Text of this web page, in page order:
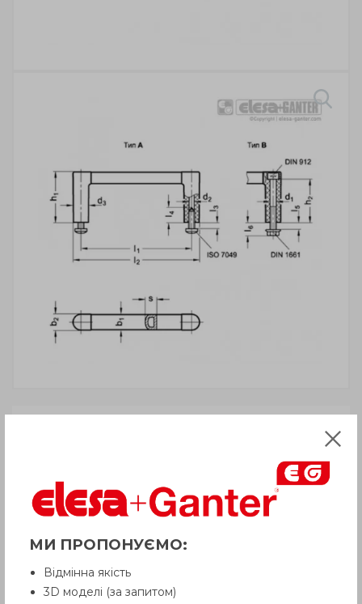
. Сроки поставки
товара, которого нет на складе,
рекомендуем уточнить у Продавца.
Продавец оставляет за собой право
гамме, если иное не оговорено
МИ ПРОПОНУЄМО:
Відмінна якість
3D моделі (за запитом)